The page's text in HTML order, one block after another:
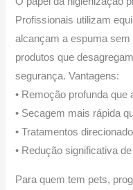
Profissionais utilizam
alcançam a espuma
produtos que
segurança. Vantagens:
• Remoção profunda que
• Secagem mais rápida
• Tratamentos
• Redução significativa
Para quem tem pets,